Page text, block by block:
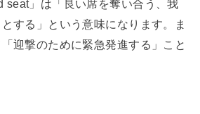
seat」は「良い席を奪い合う、我
する」という意味になります。ま
迎撃のために緊急発進する」こと